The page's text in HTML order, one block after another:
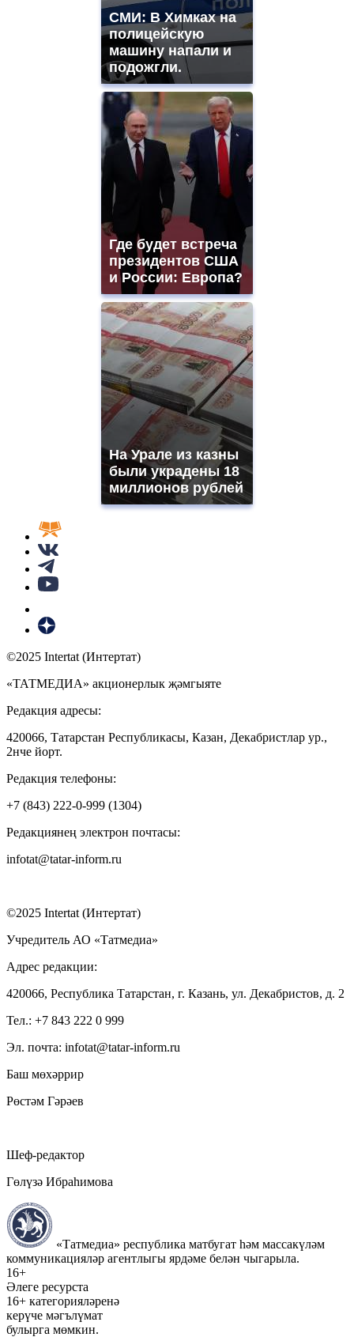
СМИ: В Химках на
полицейскую
машину напали и
подожгли.
Где будет встреча
президентов США
и России: Европа?
На Урале из казны
были украдены 18
миллионов рублей
©2025 Intertat (Интертат)
«ТАТМЕДИА» акционерлык җәмгыяте
Редакция адресы:
420066, Татарстан Республикасы, Казан, Декабристлар ур.,
2нче йорт.
Редакция телефоны:
+7 (843) 222-0-999 (1304)
Редакциянең электрон почтасы:
infotat@tatar-inform.ru
©2025 Intertat (Интертат)
Учредитель АО «Татмедиа»
Адрес редакции:
420066, Республика Татарстан, г. Казань, ул. Декабристов, д. 2
Тел.: +7 843 222 0 999
Эл. почта: infotat@tatar-inform.ru
Баш мөхәррир
Рөстәм Гәрәев
Шеф-редактор
Гөлүзә Ибраһимова
«Татмедиа» республика матбугат һәм массакүләм
коммуникацияләр агентлыгы ярдәме белән чыгарыла.
16+
Әлеге ресурста
16+ категорияләренә
керүче мәгълүмат
булырга мөмкин.